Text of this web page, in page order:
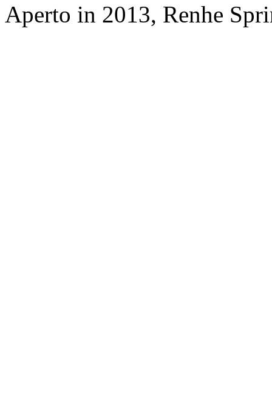
Aperto in 2013, Renhe